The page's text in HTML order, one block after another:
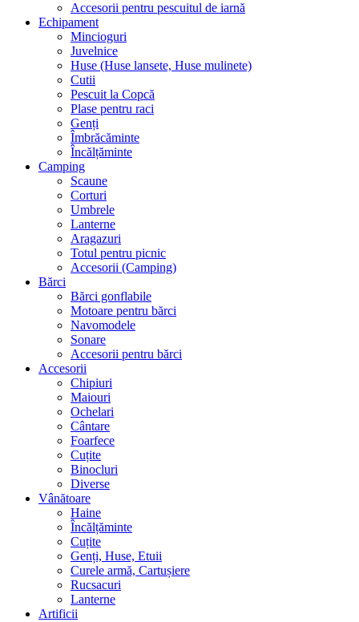
Accesorii pentru pescuitul de iarnă
Echipament
Mincioguri
Juvelnice
Huse (Huse lansete, Huse mulinete)
Cutii
Pescuit la Copcă
Plase pentru raci
Genți
Îmbrăcăminte
Încălțăminte
Camping
Scaune
Corturi
Umbrele
Lanterne
Aragazuri
Totul pentru picnic
Accesorii (Camping)
Bărci
Bărci gonflabile
Motoare pentru bărci
Navomodele
Sonare
Accesorii pentru bărci
Accesorii
Chipiuri
Maiouri
Ochelari
Cântare
Foarfece
Cuțite
Binocluri
Diverse
Vânătoare
Haine
Încălțăminte
Cuțite
Genți, Huse, Etuii
Curele armă, Cartușiere
Rucsacuri
Lanterne
Artificii